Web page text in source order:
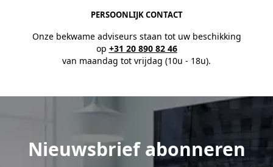
PERSOONLIJK CONTACT
Onze bekwame adviseurs staan tot uw beschikking
op +31 20 890 82 46
van maandag tot vrijdag (10u - 18u).
Nieuwsbrief abonneren